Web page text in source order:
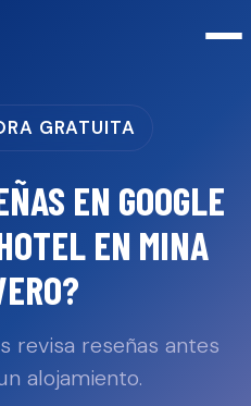
GRATUITA
EN GOOGLE
EN MINA
?
revisa reseñas antes
alojamiento.